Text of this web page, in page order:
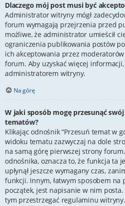
Dlaczego mój post musi być
Administrator witryny mógł
forum wymagają przejrzenia przed
możliwe, że administrator umieścił
ograniczenia publikowania postów
ich akceptowania przez
forum. Aby uzyskać więcej
administratorem witryny.
Na górę
W jaki sposób mogę przesunąć
tematów?
Klikając odnośnik “Przesuń temat w
widoku tematu zazwyczaj na dole
na samą górę pierwszej strony
odnośnika, oznacza to, że funkcja ta
upłynął jeszcze wymagany czas,
funkcji. Innym, łatwym sposobem
początek, jest napisanie w nim
tym przestrzegać regulaminu witryny.